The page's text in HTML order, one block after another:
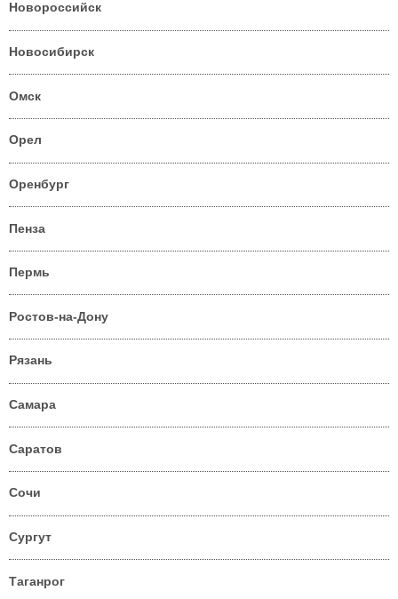
Новороссийск
Новосибирск
Омск
Орел
Оренбург
Пенза
Пермь
Ростов-на-Дону
Рязань
Самара
Саратов
Сочи
Сургут
Таганрог